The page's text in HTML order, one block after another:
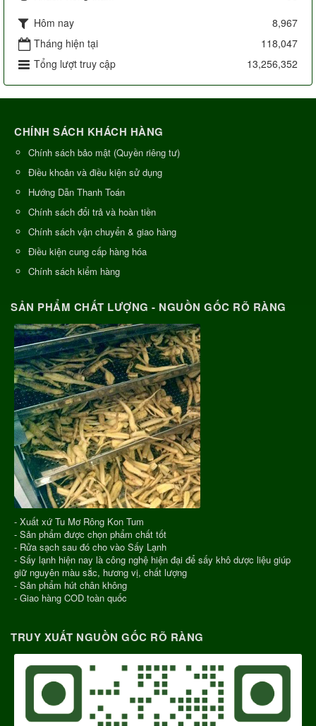
Hôm nay
8,967
Tháng hiện tại
118,047
Tổng lượt truy cập
13,256,352
CHÍNH SÁCH KHÁCH HÀNG
Chính sách bảo mật (Quyền riêng tư)
Điều khoản và điều kiện sử dụng
Hướng Dẫn Thanh Toán
Chính sách đổi trả và hoàn tiền
Chính sách vận chuyển & giao hàng
Điều kiện cung cấp hàng hóa
Chính sách kiểm hàng
SẢN PHẨM CHẤT LƯỢNG - NGUỒN GỐC RÕ RÀNG
- Xuất xứ Tu Mơ Rông Kon Tum
- Sản phẩm được chọn phẩm chất tốt
- Rửa sạch sau đó cho vào Sấy Lạnh
- Sấy lạnh hiện nay là công nghệ hiện đại để sấy khô dược liệu giúp
giữ nguyên màu sắc, hương vị, chất lượng
- Sản phẩm hút chân không
- Giao hàng COD toàn quốc
TRUY XUẤT NGUỒN GỐC RÕ RÀNG